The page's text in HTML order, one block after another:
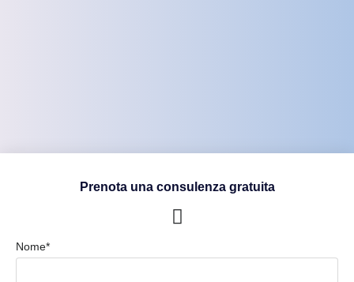
Prenota una consulenza gratuita
Nome*